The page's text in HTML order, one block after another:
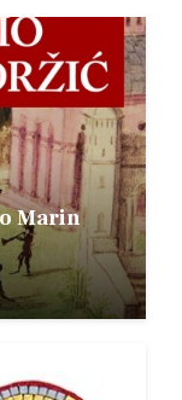
Marin